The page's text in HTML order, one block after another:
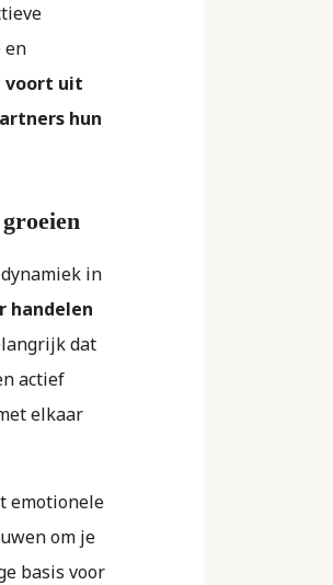
en
voort uit
hun
in
handelen
dat
actief
elkaar
emotionele
om je
basis voor